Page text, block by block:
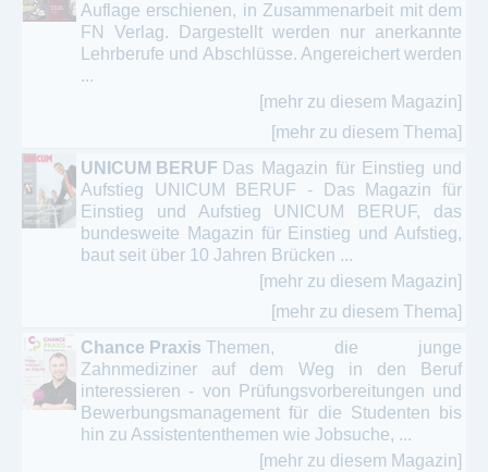
Auflage erschienen, in Zusammenarbeit mit dem
FN Verlag. Dargestellt werden nur anerkannte
Lehrberufe und Abschlüsse. Angereichert werden
...
[mehr zu diesem Magazin]
[mehr zu diesem Thema]
UNICUM BERUF Das Magazin für Einstieg und
Aufstieg UNICUM BERUF - Das Magazin für
Einstieg und Aufstieg UNICUM BERUF, das
bundesweite Magazin für Einstieg und Aufstieg,
baut seit über 10 Jahren Brücken ...
[mehr zu diesem Magazin]
[mehr zu diesem Thema]
Chance Praxis Themen, die junge
Zahnmediziner auf dem Weg in den Beruf
interessieren - von Prüfungsvorbereitungen und
Bewerbungsmanagement für die Studenten bis
hin zu Assistententhemen wie Jobsuche, ...
[mehr zu diesem Magazin]